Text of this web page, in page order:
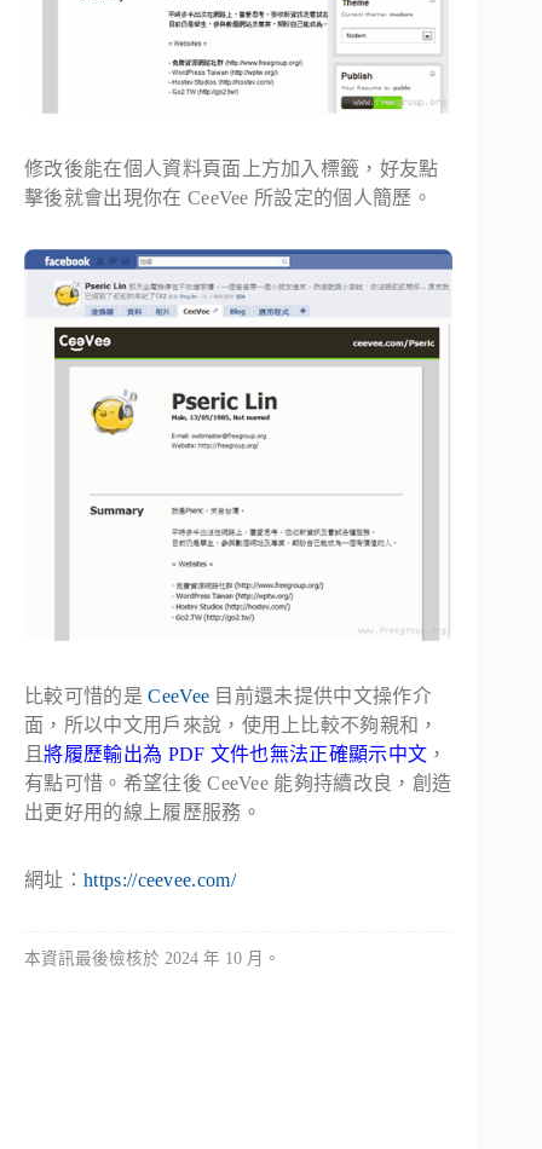
修改後能在個人資料頁面上方加入標籤，好友點
擊後就會出現你在 CeeVee 所設定的個人簡歷。
比較可惜的是CeeVee 目前還未提供中文操作介
面，所以中文用戶來說，使用上比較不夠親和，
且將履歷輸出為 PDF 文件也無法正確顯示中文 ，
有點可惜。希望往後 CeeVee 能夠持續改良，創造
出更好用的線上履歷服務。
網址： https://ceevee.com/
本資訊最後檢核於 2024 年 10 月。